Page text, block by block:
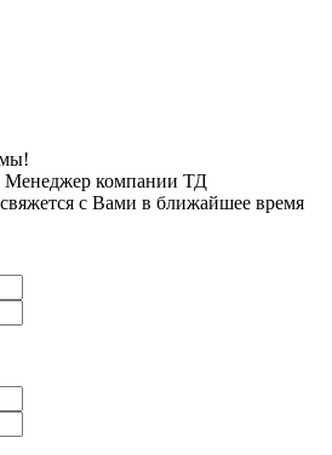
Менеджер компании ТД
с Вами в ближайшее время